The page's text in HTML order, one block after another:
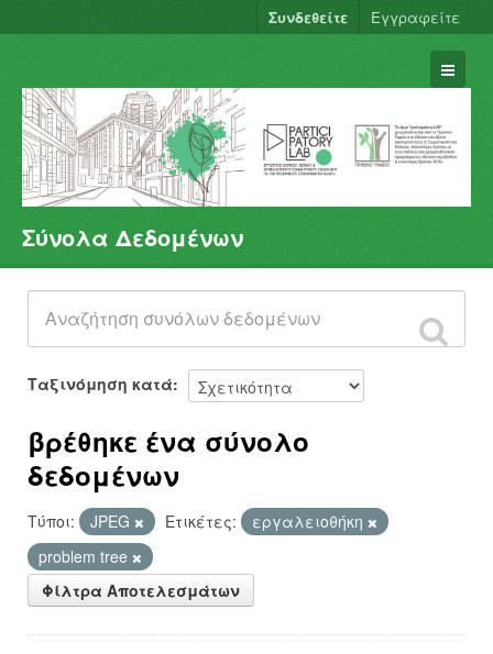
Συνδεθείτε Εγγραφείτε
Σύνολα Δεδομένων
Φορείς
Ομάδες
Σχετικά
Σύνολα Δεδομένων
Ταξινόμηση κατά
βρέθηκε ένα σύνολο
δεδομένων
Τύποι: JPEG Ετικέτες:
εργαλειοθήκη
problem tree
Φίλτρα Αποτελεσμάτων